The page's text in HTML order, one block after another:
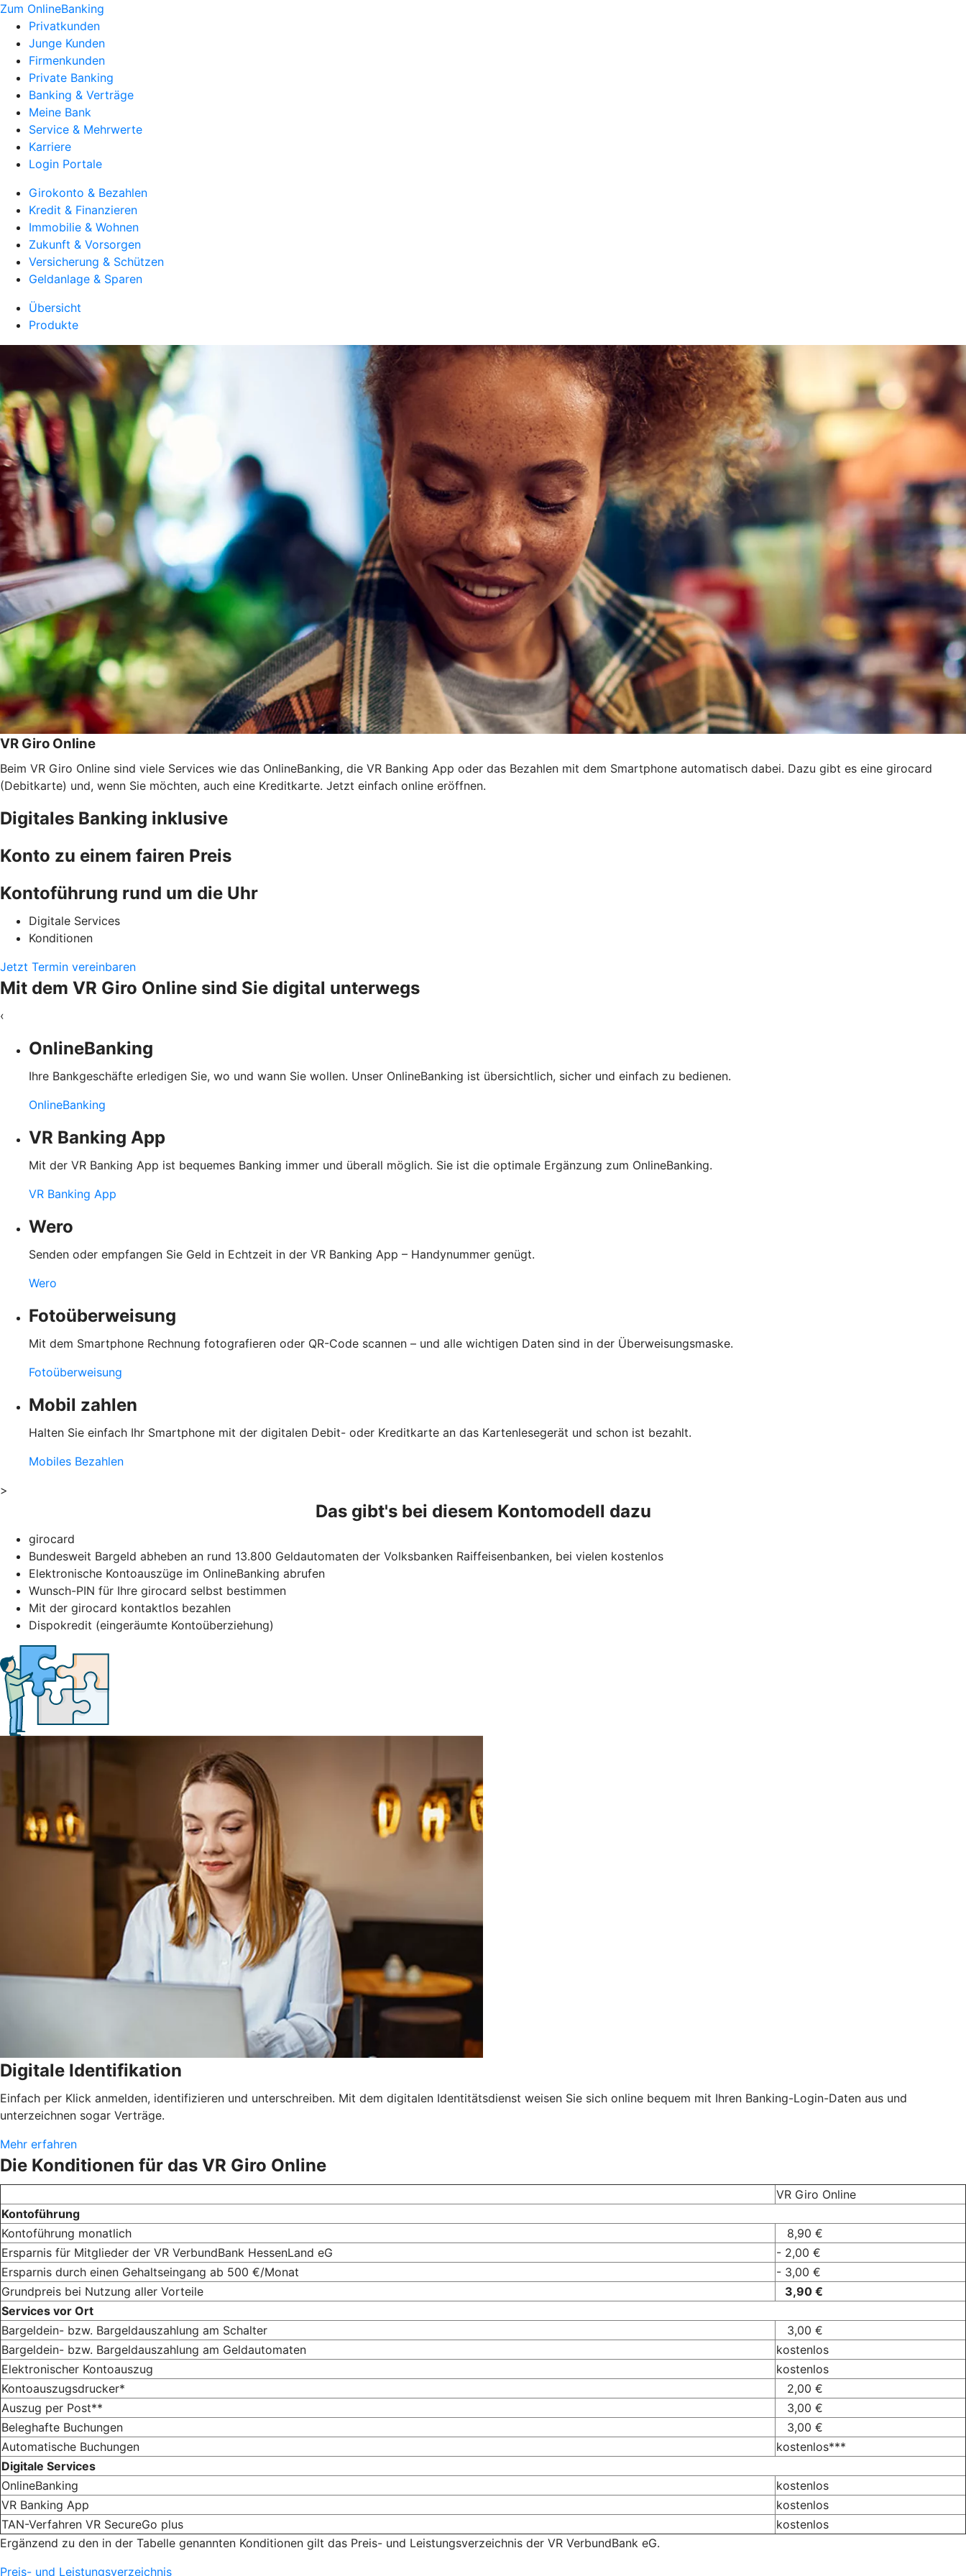
Zum OnlineBanking
Privatkunden
Junge Kunden
Firmenkunden
Private Banking
Banking & Verträge
Meine Bank
Service & Mehrwerte
Karriere
Login Portale
Girokonto & Bezahlen
Kredit & Finanzieren
Immobilie & Wohnen
Zukunft & Vorsorgen
Versicherung & Schützen
Geldanlage & Sparen
Übersicht
Produkte
VR Giro Online
Beim VR Giro Online sind viele Services wie das OnlineBanking, die VR Banking App oder das Bezahlen mit dem Smartphone automatisch dabei. Dazu gibt es eine girocard
(Debitkarte) und, wenn Sie möchten, auch eine Kreditkarte. Jetzt einfach online eröffnen.
Digitales Banking inklusive
Konto zu einem fairen Preis
Kontoführung rund um die Uhr
Digitale Services
Konditionen
Jetzt Termin vereinbaren
Mit dem VR Giro Online sind Sie digital unterwegs
‹
OnlineBanking
Ihre Bankgeschäfte erledigen Sie, wo und wann Sie wollen. Unser OnlineBanking ist übersichtlich, sicher und einfach zu bedienen.
OnlineBanking
VR Banking App
Mit der VR Banking App ist bequemes Banking immer und überall möglich. Sie ist die optimale Ergänzung zum OnlineBanking.
VR Banking App
Wero
Senden oder empfangen Sie Geld in Echtzeit in der VR Banking App – Handynummer genügt.
Wero
Fotoüberweisung
Mit dem Smartphone Rechnung fotografieren oder QR-Code scannen – und alle wichtigen Daten sind in der Überweisungsmaske.
Fotoüberweisung
Mobil zahlen
Halten Sie einfach Ihr Smartphone mit der digitalen Debit- oder Kreditkarte an das Kartenlesegerät und schon ist bezahlt.
Mobiles Bezahlen
>
Das gibt's bei diesem Kontomodell dazu
girocard
Bundesweit Bargeld abheben an rund 13.800 Geldautomaten der Volksbanken Raiffeisenbanken, bei vielen kostenlos
Elektronische Kontoauszüge im OnlineBanking abrufen
Wunsch-PIN für Ihre girocard selbst bestimmen
Mit der girocard kontaktlos bezahlen
Dispokredit (eingeräumte Kontoüberziehung)
Digitale Identifikation
Einfach per Klick anmelden, identifizieren und unterschreiben. Mit dem digitalen Identitätsdienst weisen Sie sich online bequem mit Ihren Banking-Login-Daten aus und
unterzeichnen sogar Verträge.
Mehr erfahren
Die Konditionen für das VR Giro Online
VR Giro Online
Kontoführung
Kontoführung monatlich
8,90 €
Ersparnis für Mitglieder der VR VerbundBank HessenLand eG
- 2,00 €
Ersparnis durch einen Gehaltseingang ab 500 €/Monat
- 3,00 €
Grundpreis bei Nutzung aller Vorteile
3,90 €
Services vor Ort
Bargeldein- bzw. Bargeldauszahlung am Schalter
3,00 €
Bargeldein- bzw. Bargeldauszahlung am Geldautomaten
kostenlos
Elektronischer Kontoauszug
kostenlos
Kontoauszugsdrucker*
2,00 €
Auszug per Post**
3,00 €
Beleghafte Buchungen
3,00 €
Automatische Buchungen
kostenlos***
Digitale Services
OnlineBanking
kostenlos
VR Banking App
kostenlos
TAN-Verfahren VR SecureGo plus
kostenlos
Ergänzend zu den in der Tabelle genannten Konditionen gilt das Preis- und Leistungsverzeichnis der VR VerbundBank eG.
Preis- und Leistungsverzeichnis